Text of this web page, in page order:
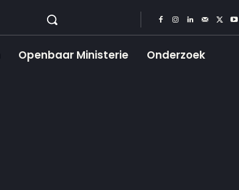
Openbaar Ministerie Onderzoek